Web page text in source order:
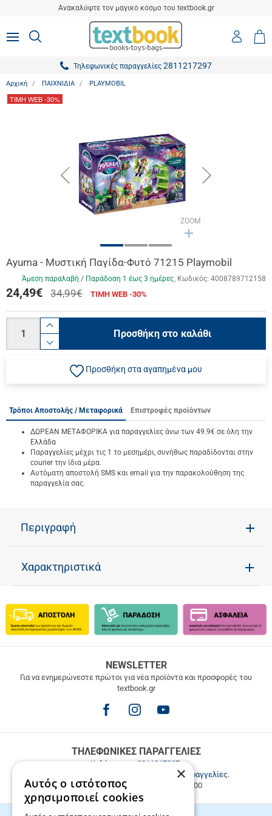
Ανακαλύψτε τον μαγικό κόσμο του textbook.gr
MENUΑΝΑΖΗΤΗΣΗ
Τηλεφωνικές παραγγελίες 2811217297
Αρχική ΠΑΙΧΝΙΔΙΑ PLAYMOBIL
ZOOM
button.prev button.next
ΤΙΜΗ WEB-30%
Ayuma - Μυστική Παγίδα-Φυτό 71215 Playmobil
Άμεση παραλαβή / Παράδoση 1 έως 3 ημέρες Κωδικός: 4008789712158
24,49€ 34,99€ ΤΙΜΗ WEB -30%
product.increase.quantity
product.decrease.quantity
Προσθήκη στο καλάθι
Προσθήκη στα αγαπημένα μου
Τρόποι Αποστολής / Μεταφορικά Επιστροφές προϊόντων
ΔΩΡΕΑΝ ΜΕΤΑΦΟΡΙΚΑ για παραγγελίες άνω των 49.9€ σε όλη την
Ελλάδα
Παραγγελίες μέχρι τις 1 το μεσημέρι, συνήθως παραδίδονται στην
courier την ίδια μέρα.
Αυτόματη αποστολή SMS και email για την παρακολούθηση της
παραγγελία σας.
Περιγραφή
Χαρακτηριστικά
ΜΕΤΑΦΟΡΙΚΑ
άνω
NEWSLETTER
Για να ενημερώνεστε πρώτοι για νέα προϊόντα και προσφορές του
textbook.gr
ΤΗΛΕΦΩΝΙΚΕΣ ΠΑΡΑΓΓΕΛΙΕΣ
Καλέστε μας2811217297.
Εξυπηρέτηση πελατών & τηλεφωνικές παραγγελίες.
Δευ. - Παρ. 9:00-17:00, Σάβ. 9:00-15:00
×
Αυτός ο ιστότοπος
χρησιμοποιεί cookies